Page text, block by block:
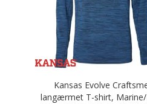
Kansas fleecejakker
Kansas softshell jakker
Kansas pilotjakker
Kansas termotøj
Kansas termojakker
tilbehør
Kansas Evolve
langærmet T-shirt,